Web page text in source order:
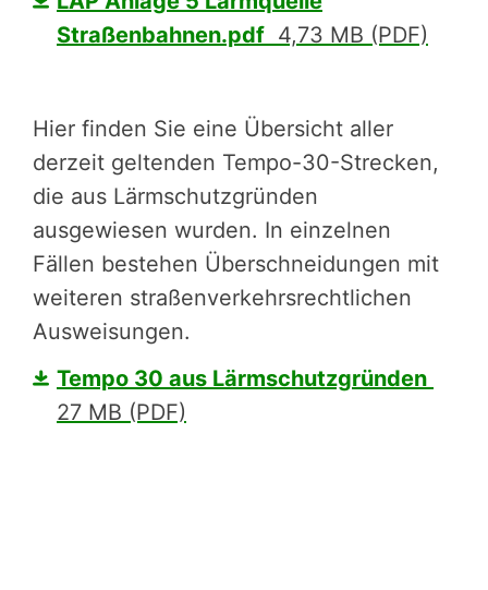
Straßenbahnen.pdf 4,73 MB (PDF)
Hier finden Sie eine Übersicht aller
derzeit geltenden Tempo-30-Strecken,
die aus Lärmschutzgründen
ausgewiesen wurden. In einzelnen
Fällen bestehen Überschneidungen mit
weiteren straßenverkehrsrechtlichen
Ausweisungen.
Tempo 30 aus Lärmschutzgründen
27 MB (PDF)